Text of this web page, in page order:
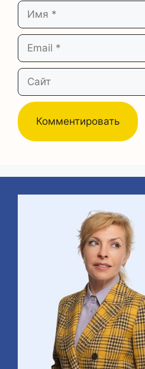
Имя
Email
Сайт